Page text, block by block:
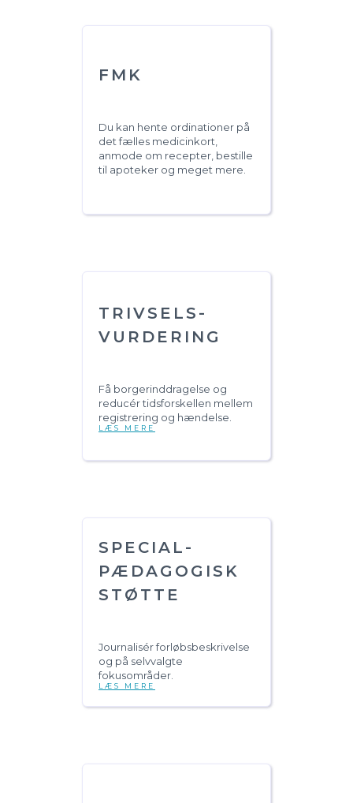
FMK
Du kan hente ordinationer på
det fælles medicinkort,
anmode om recepter, bestille
til apoteker og meget mere.
TRIVSELS-
VURDERING
Få borgerinddragelse og
reducér tidsforskellen mellem
registrering og hændelse.
LÆS MERE
SPECIAL-
PÆDAGOGISK
STØTTE
Journalisér forløbsbeskrivelse
og på selvvalgte
fokusområder.
LÆS MERE